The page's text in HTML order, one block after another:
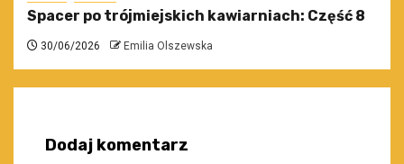
Spacer po trójmiejskich kawiarniach: Część 8
30/06/2026 Emilia Olszewska
Dodaj komentarz